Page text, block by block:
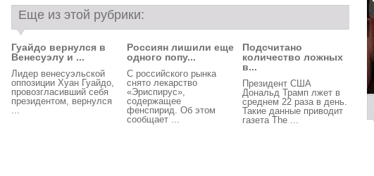
Еще из этой рубрики:
Гуайдо вернулся в
Венесуэлу и ...
Лидер венесуэльской
оппозиции Хуан Гуайдо,
провозгласивший себя
президентом, вернулся
...
Россиян лишили еще
одного попу...
С российского рынка
снято лекарство
«Эриспирус»,
содержащее
фенспирид. Об этом
сообщает ...
Подсчитано
количество ложных
в...
Президент США
Дональд Трамп лжет в
среднем 22 раза в день.
Такие данные приводит
газета The ...